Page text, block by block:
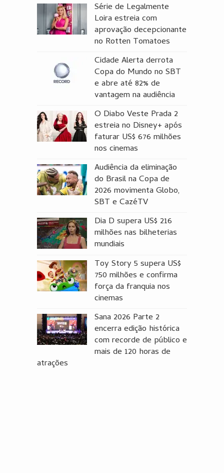
Série de Legalmente
Loira estreia com
aprovação decepcionante
no Rotten Tomatoes
Cidade Alerta derrota
Copa do Mundo no SBT
e abre até 82% de
vantagem na audiência
O Diabo Veste Prada 2
estreia no Disney+ após
faturar US$ 676 milhões
nos cinemas
Audiência da eliminação
do Brasil na Copa de
2026 movimenta Globo,
SBT e CazéTV
Dia D supera US$ 216
milhões nas bilheterias
mundiais
Toy Story 5 supera US$
750 milhões e confirma
força da franquia nos
cinemas
Sana 2026 Parte 2
encerra edição histórica
com recorde de público e
mais de 120 horas de
atrações